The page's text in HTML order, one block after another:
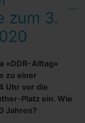
zum 3.
«DDR-Alltag»
zu einer
Uhr vor die
Platz ein. Wie
Jahren?